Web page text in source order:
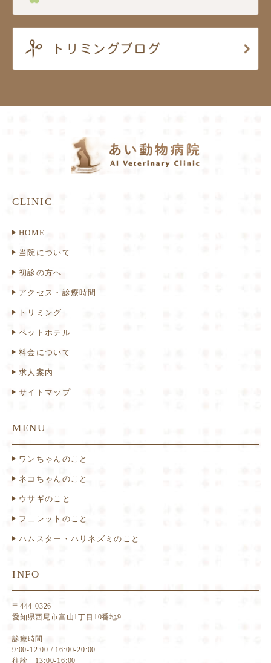
CLINIC
HOME
当院について
初診の方へ
アクセス・診療時間
トリミング
ペットホテル
料金について
求人案内
サイトマップ
MENU
ワンちゃんのこと
ネコちゃんのこと
ウサギのこと
フェレットのこと
ハムスター・ハリネズミのこと
INFO
〒444-0326
愛知県西尾市富山1丁目10番地9
診療時間
9:00-12:00 / 16:00-20:00
往診 13:00-16:00